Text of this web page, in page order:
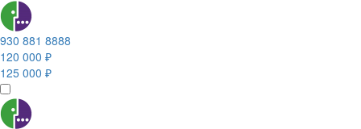
930 881 8888
120 000 ₽
125 000 ₽